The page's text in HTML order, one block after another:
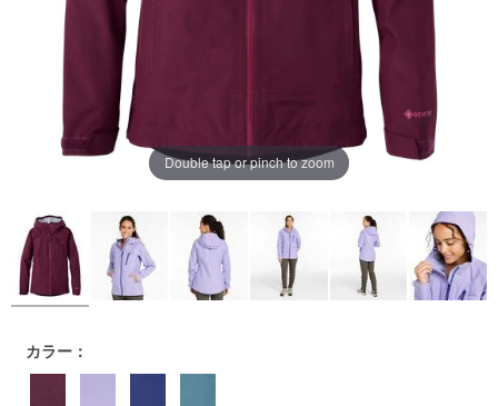
Double tap or pinch to zoom
https://www.llbean.co.jp/womens/outer/rainwear/g/
カラー：